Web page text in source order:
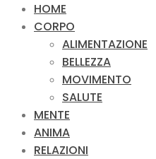
HOME
CORPO
ALIMENTAZIONE
BELLEZZA
MOVIMENTO
SALUTE
MENTE
ANIMA
RELAZIONI